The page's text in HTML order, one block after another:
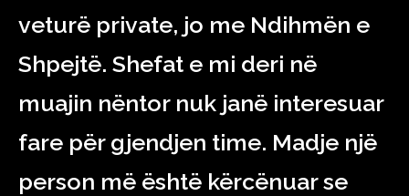
veturë private, jo me Ndihmën e
Shpejtë. Shefat e mi deri në
muajin nëntor nuk janë interesuar
fare për gjendjen time. Madje një
person më është kërcënuar se